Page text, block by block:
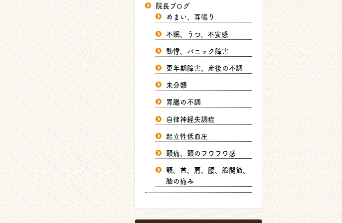
院長ブログ
めまい、耳鳴り
不眠、うつ、不安感
動悸、パニック障害
更年期障害、産後の不調
未分類
胃腸の不調
自律神経失調症
起立性低血圧
頭痛、頭のフワフワ感
顎、首、肩、腰、股関節、
膝の痛み